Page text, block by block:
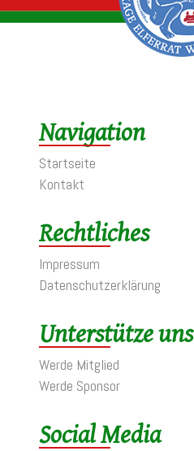
Navigation
Startseite
Kontakt
Rechtliches
Impressum
Datenschutzerklärung
Unterstütze uns
Werde Mitglied
Werde Sponsor
Social Media